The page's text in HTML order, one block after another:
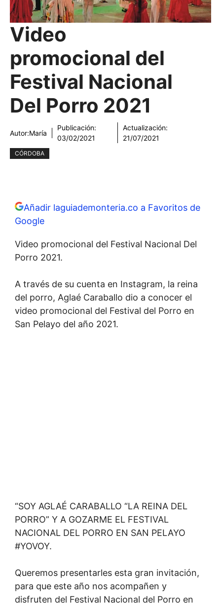
Video
promocional del
Festival Nacional
Del Porro 2021
Autor:María
Publicación:
03/02/2021
Actualización:
21/07/2021
CÓRDOBA
Añadir laguiademonteria.co a Favoritos de
Google
Video promocional del Festival Nacional Del
Porro 2021.
A través de su cuenta en Instagram, la reina
del porro, Aglaé Caraballo dio a conocer el
video promocional del Festival del Porro en
San Pelayo del año 2021.
“SOY AGLAÉ CARABALLO “LA REINA DEL
PORRO” Y A GOZARME EL FESTIVAL
NACIONAL DEL PORRO EN SAN PELAYO
#YOVOY.
Queremos presentarles esta gran invitación,
para que este año nos acompañen y
disfruten del Festival Nacional del Porro en